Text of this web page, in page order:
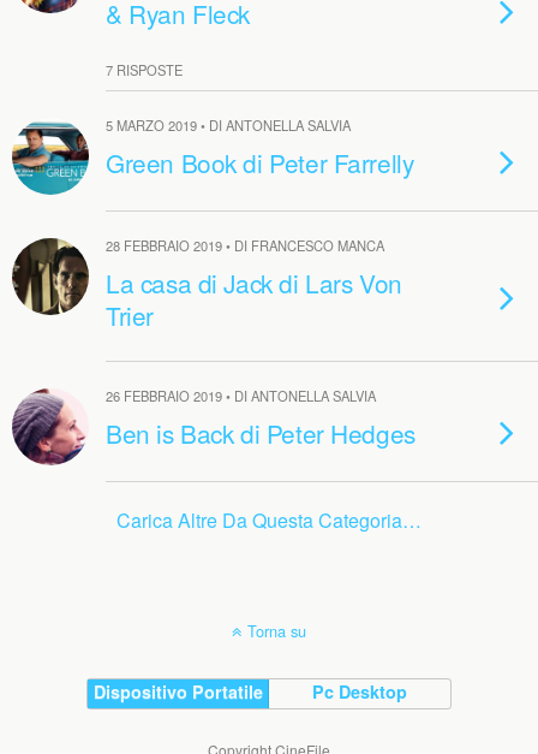
& Ryan Fleck
7 RISPOSTE
5 MARZO 2019 • DI ANTONELLA SALVIA
Green Book di Peter Farrelly
28 FEBBRAIO 2019 • DI FRANCESCO MANCA
La casa di Jack di Lars Von
Trier
26 FEBBRAIO 2019 • DI ANTONELLA SALVIA
Ben is Back di Peter Hedges
Carica Altre Da Questa Categoria…
Torna su
Dispositivo Portatile Pc Desktop
Copyright CineFile